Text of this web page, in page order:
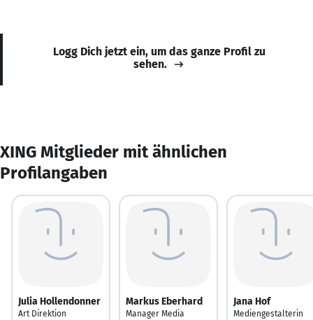
Logg Dich jetzt ein, um das ganze Profil zu
sehen.
XING Mitglieder mit ähnlichen
Profilangaben
Julia Hollendonner
Art Direktion
Markus Eberhard
Manager Media
Jana Hof
Mediengestalterin